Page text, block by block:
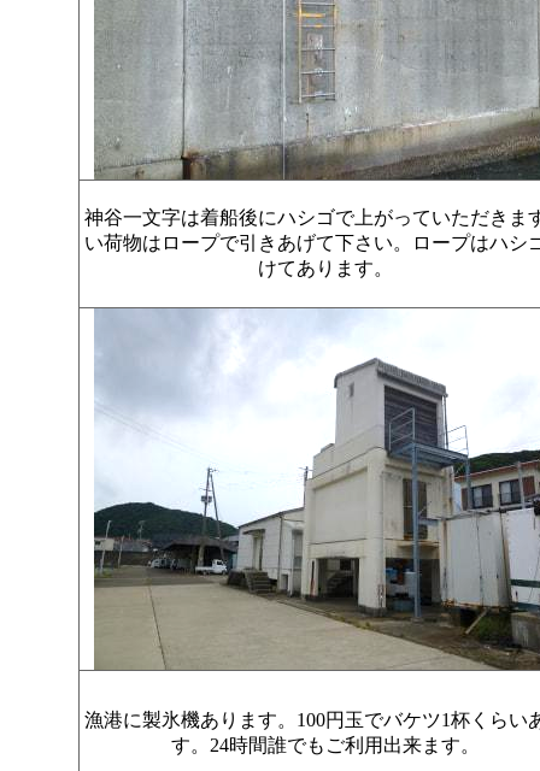
神谷一文字は着船後にハシゴで上がっていただきま
い荷物はロープで引きあげて下さい。ロープはハシ
けてあります。
漁港に製氷機あります。100円玉でバケツ1杯くらい
す。24時間誰でもご利用出来ます。